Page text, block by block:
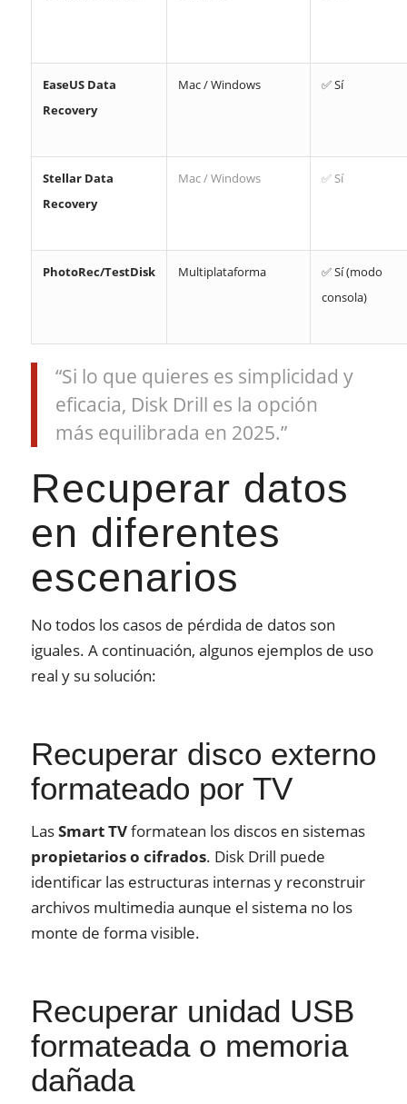
EaseUS Data
Recovery
Mac / Windows ✅ Sí
Stellar Data
Recovery
Mac / Windows ✅ Sí
PhotoRec/TestDisk Multiplataforma
✅ Sí (modo
consola)
“Si lo que quieres es simplicidad y
eficacia, Disk Drill es la opción
más equilibrada en 2025.”
Recuperar datos
en diferentes
escenarios
No todos los casos de pérdida de datos son
iguales. A continuación, algunos ejemplos de uso
real y su solución:
Recuperar disco externo
formateado por TV
LasSmart TVformatean los discos en sistemas
propietarios o cifrados. Disk Drill puede
identificar las estructuras internas y reconstruir
archivos multimedia aunque el sistema no los
monte de forma visible.
Recuperar unidad USB
formateada o memoria
dañada